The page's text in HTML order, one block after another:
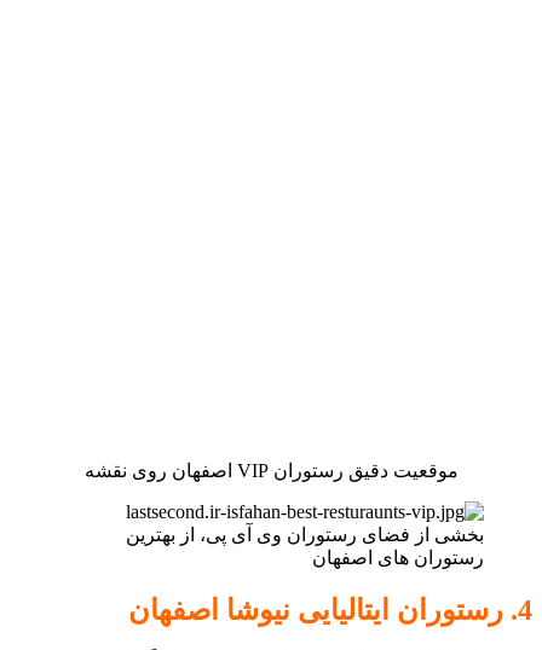
موقعیت دقیق رستوران VIP اصفهان روی نقشه
بخشی از فضای رستوران وی آی پی، از بهترین
رستوران های اصفهان
4. رستوران ایتالیایی نیوشا اصفهان